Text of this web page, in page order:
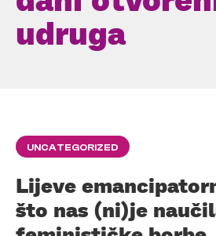
udruga
UNCATEGORIZED
Lijeve
što nas (ni)je